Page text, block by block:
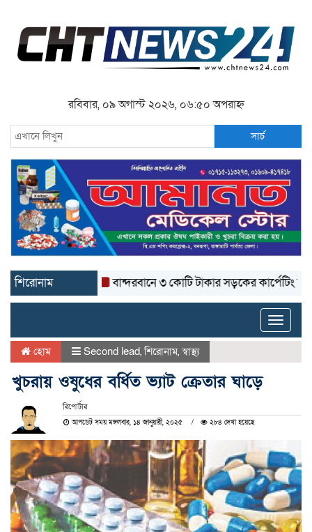
রবিবার, ০৯ অগাস্ট ২০২৬, ০৬:৫০ অপরাহ্ন
সার্চ
শিরোনাম বান্দরবানে ৩ কোটি টাকার সড়কের কার্পেটিং উঠে যাচ্ছে
Toggle
হোম Second lead,শিরোনাম,স্বাস্থ্য
খুচরায় ওষুধের বর্ধিত ভ্যাট ক্রেতার ঘাড়ে
রিপোর্টার
আপডেট সময় মঙ্গলবার, ১৪ জানুয়ারী, ২০২৫ ২৮৪ দেখা হয়েছে